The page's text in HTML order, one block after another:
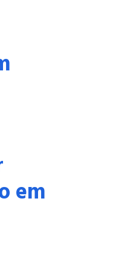
em